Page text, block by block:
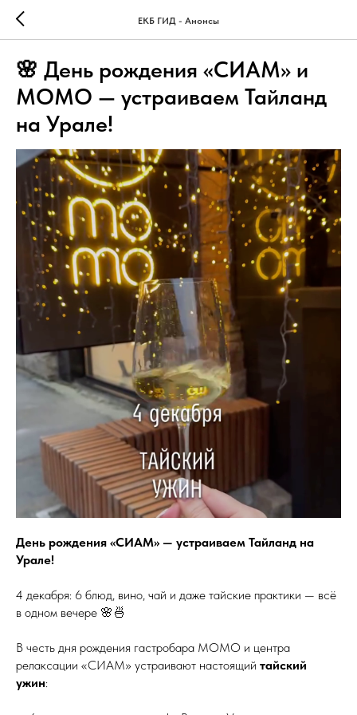
ЕКБ ГИД - Анонсы
🌸 День рождения «СИАМ» и
MOMO — устраиваем Тайланд
на Урале!
День рождения «СИАМ» — устраиваем Тайланд на
Урале!
4 декабря: 6 блюд, вино, чай и даже тайские практики — всё
в одном вечере 🌸🍜
В честь дня рождения гастробара MOMO и центра
релаксации «СИАМ» устраивают настоящий тайский
ужин: